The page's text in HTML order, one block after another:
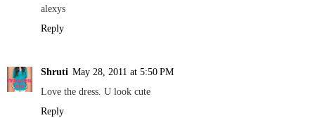
alexys
Reply
Shruti May 28, 2011 at 5:50 PM
Love the dress. U look cute
Reply